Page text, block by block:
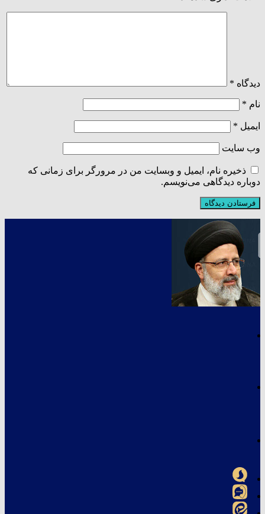
دیدگاه *
نام *
ایمیل *
وب‌ سایت
ذخیره نام، ایمیل و وبسایت من در مرورگر برای زمانی که
دوباره دیدگاهی می‌نویسم.